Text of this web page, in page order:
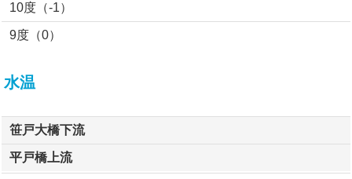
10度（-1）
9度（0）
水温
笹戸大橋下流
平戸橋上流